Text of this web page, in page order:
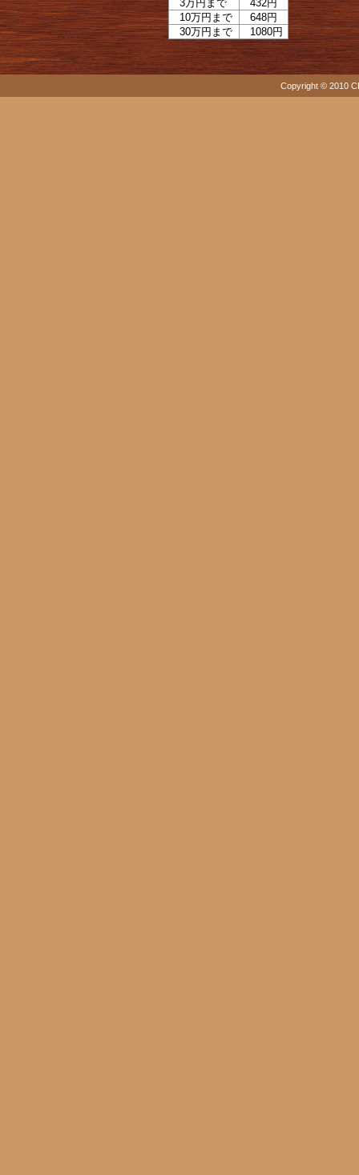
3万円まで
432円
10万円まで
648円
30万円まで
1080円
Copyright © 2010